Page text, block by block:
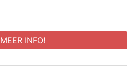
MEER INFO!